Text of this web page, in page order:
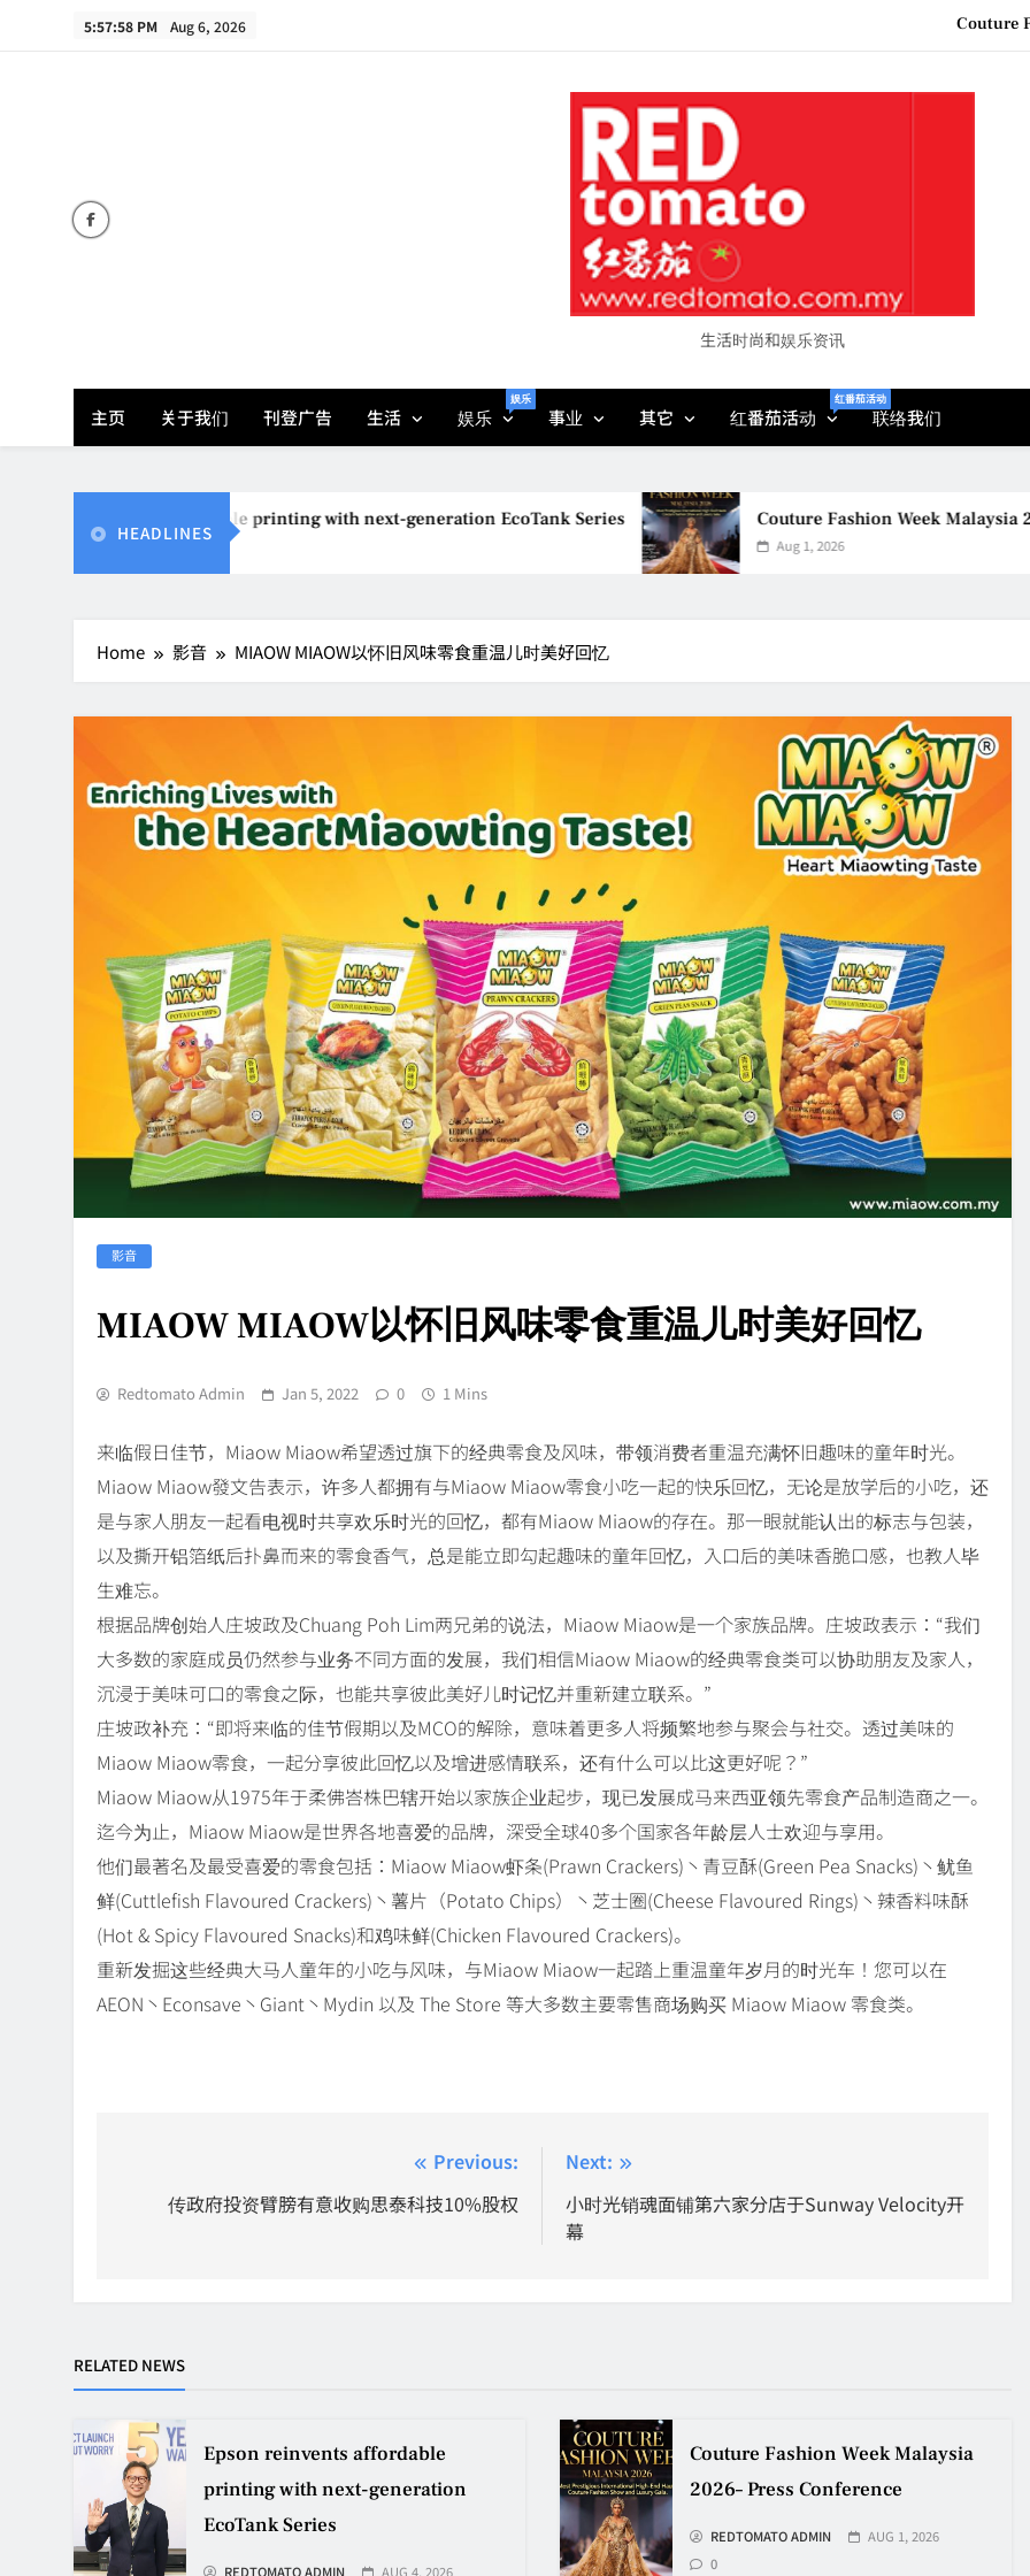
5:57:59 PM Aug 6, 2026 Couture
Couture
“See Her Heal – 1,000 Untold
2026 全国房地产大奖创
生活时尚和娱乐资讯
主页 关于我们 刊登广告 生活 娱乐
娱乐
事业 其它 红番茄活动
红番茄活动
联络我们
HEADLINES
reinvents affordable printing with next-generation EcoTank Series Couture Fashion Week Malaysia
Aug 1, 2026
Home 影音 MIAOW MIAOW以怀旧风味零食重温儿时美好回忆
影音
MIAOW MIAOW以怀旧风味零食重温儿时美好回忆
Redtomato Admin Jan 5, 2022 0 1 Mins
来临假日佳节，Miaow Miaow希望透过旗下的经典零食及风味，带领消费者重温充满怀旧趣味的童年时光。
Miaow Miaow發文告表示，许多人都拥有与Miaow Miaow零食小吃一起的快乐回忆，无论是放学后的小吃，还
是与家人朋友一起看电视时共享欢乐时光的回忆，都有Miaow Miaow的存在。那一眼就能认出的标志与包装，
以及撕开铝箔纸后扑鼻而来的零食香气，总是能立即勾起趣味的童年回忆，入口后的美味香脆口感，也教人毕
生难忘。
根据品牌创始人庄坡政及Chuang Poh Lim两兄弟的说法，Miaow Miaow是一个家族品牌。庄坡政表示：“我们
大多数的家庭成员仍然参与业务不同方面的发展，我们相信Miaow Miaow的经典零食类可以协助朋友及家人，
沉浸于美味可口的零食之际，也能共享彼此美好儿时记忆并重新建立联系。”
庄坡政补充：“即将来临的佳节假期以及MCO的解除，意味着更多人将频繁地参与聚会与社交。透过美味的
Miaow Miaow零食，一起分享彼此回忆以及增进感情联系，还有什么可以比这更好呢？”
Miaow Miaow从1975年于柔佛峇株巴辖开始以家族企业起步，现已发展成马来西亚领先零食产品制造商之一。
迄今为止，Miaow Miaow是世界各地喜爱的品牌，深受全球40多个国家各年龄层人士欢迎与享用。
他们最著名及最受喜爱的零食包括：Miaow Miaow虾条(Prawn Crackers)丶青豆酥(Green Pea Snacks)丶鱿鱼
鲜(Cuttlefish Flavoured Crackers)丶薯片（Potato Chips）丶芝士圈(Cheese Flavoured Rings)丶辣香料味酥
(Hot & Spicy Flavoured Snacks)和鸡味鲜(Chicken Flavoured Crackers)。
重新发掘这些经典大马人童年的小吃与风味，与Miaow Miaow一起踏上重温童年岁月的时光车！您可以在
AEON丶Econsave丶Giant丶Mydin 以及 The Store 等大多数主要零售商场购买 Miaow Miaow 零食类。
navigation
Previous:
传政府投资臂膀有意收购思泰科技10%股权
Next:
小时光销魂面铺第六家分店于Sunway Velocity开
幕
RELATED NEWS
Epson reinvents affordable
printing with next-generation
EcoTank Series
REDTOMATO ADMIN AUG 4, 2026
Couture Fashion Week Malaysia
2026– Press Conference
REDTOMATO ADMIN
AUG 1, 2026
0